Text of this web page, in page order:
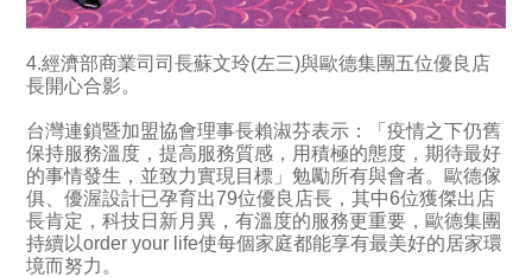
4.經濟部商業司司長蘇文玲(左三)與歐德集團五位優良店
長開心合影。
台灣連鎖暨加盟協會理事長賴淑芬表示：「疫情之下仍舊
保持服務溫度，提高服務質感，用積極的態度，期待最好
的事情發生，並致力實現目標」勉勵所有與會者。歐德傢
俱、優渥設計已孕育出79位優良店長，其中6位獲傑出店
長肯定，科技日新月異，有溫度的服務更重要，歐德集團
持續以order your life使每個家庭都能享有最美好的居家環
境而努力。